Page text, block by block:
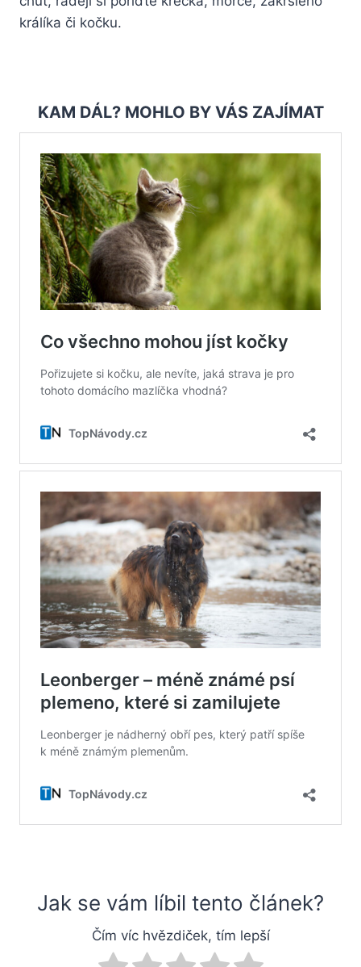
králíka či kočku.
KAM DÁL? MOHLO BY VÁS ZAJÍMAT
Jak se vám líbil tento článek?
Čím víc hvězdiček, tím lepší